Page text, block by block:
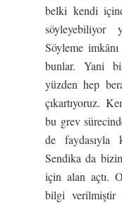
belki kendi
söyleyebiliyor
Söyleme
bunlar. Yani
yüzden hep
çıkartıyoruz.
bu grev
de faydasıyla
Sendika da
için alan açtı.
bilgi verilmiştir